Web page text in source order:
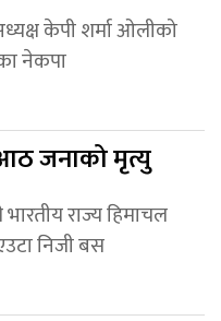
केपी शर्मा ओलीको
नेकपा
जनाको मृत्यु
भारतीय राज्य हिमाचल
निजी बस